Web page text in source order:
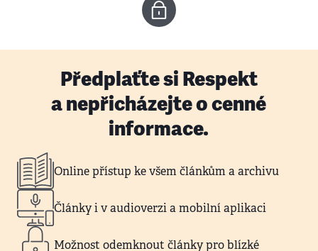
Předplaťte si Respekt
a nepřicházejte o cenné
informace.
Online přístup ke všem článkům a archivu
Články i v audioverzi a mobilní aplikaci
Možnost odemknout články pro blízké